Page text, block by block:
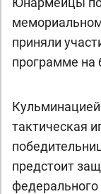
приняли
программе на
тактическая
предстоит
федерального